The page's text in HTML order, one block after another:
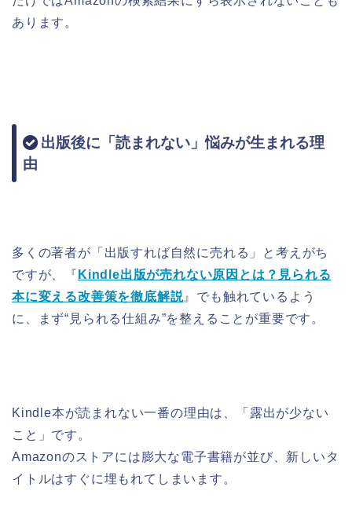
あります。
出版後に「読まれない」悩みが生まれる理
由
多くの著者が「出版すれば自然に売れる」と考えがち
ですが、『 Kindle出版が売れない原因とは？見られる
本に変える改善策を徹底解説』でも触れているよう
に、まず“見られる仕組み”を整えることが重要です。
Kindle本が読まれない一番の理由は、「露出が少ない
こと」です。
Amazonのストアには膨大な電子書籍が並び、新しいタ
イトルはすぐに埋もれてしまいます。